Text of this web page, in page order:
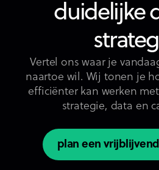
duidelijke
Vertel ons waar je
naartoe wil. Wij tonen je
efficiënter kan werken
strategie, data en
plan een
plan een